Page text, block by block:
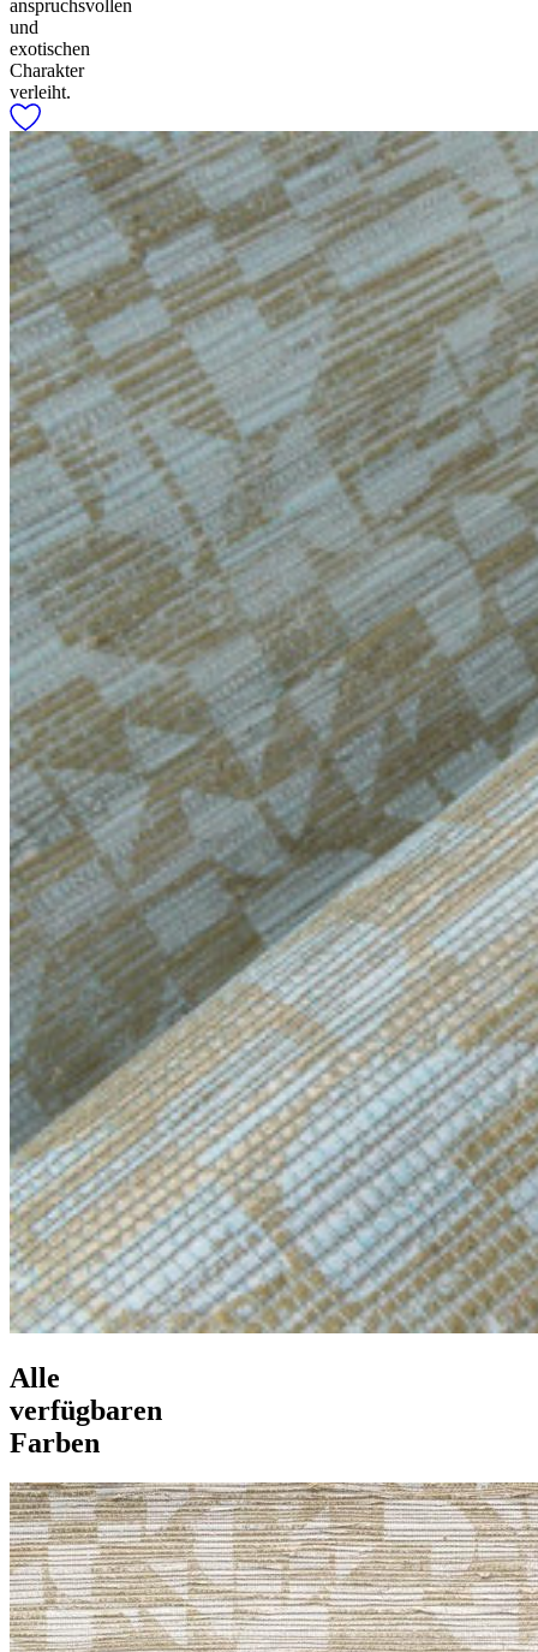
anspruchsvollen
und
exotischen
Charakter
verleiht.
Alle
verfügbaren
Farben